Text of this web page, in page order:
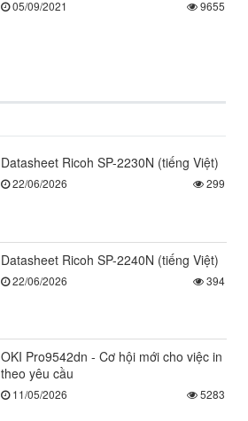
05/09/2021 9655
Datasheet Ricoh SP-2230N (tiếng Việt)
22/06/2026 299
Datasheet Ricoh SP-2240N (tiếng Việt)
22/06/2026 394
OKI Pro9542dn - Cơ hội mới cho việc in
theo yêu cầu
11/05/2026 5283